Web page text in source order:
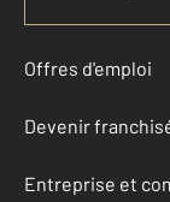
Offres d'emploi
Devenir
Entreprise et